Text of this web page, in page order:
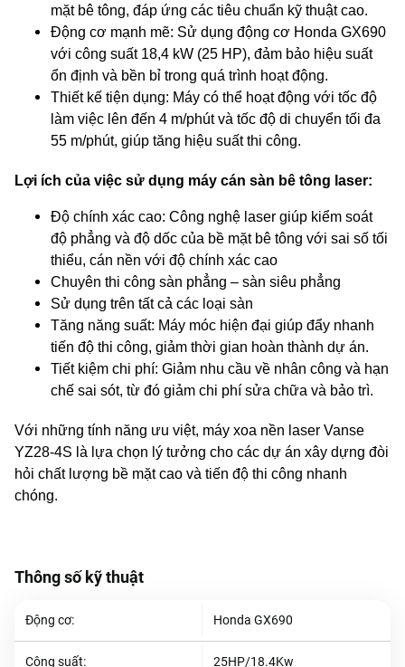
mặt bê tông, đáp ứng các tiêu chuẩn kỹ thuật cao.
Động cơ mạnh mẽ: Sử dụng động cơ Honda GX690
với công suất 18,4 kW (25 HP), đảm bảo hiệu suất
ổn định và bền bỉ trong quá trình hoạt động.
Thiết kế tiện dụng: Máy có thể hoạt động với tốc độ
làm việc lên đến 4 m/phút và tốc độ di chuyển tối đa
55 m/phút, giúp tăng hiệu suất thi công.
Lợi ích của việc sử dụng máy cán sàn bê tông laser:
Độ chính xác cao: Công nghệ laser giúp kiểm soát
độ phẳng và độ dốc của bề mặt bê tông với sai số tối
thiểu, cán nền với độ chính xác cao
Chuyên thi công sàn phẳng – sàn siêu phẳng
Sử dụng trên tất cả các loại sàn
Tăng năng suất: Máy móc hiện đại giúp đẩy nhanh
tiến độ thi công, giảm thời gian hoàn thành dự án.
Tiết kiệm chi phí: Giảm nhu cầu về nhân công và hạn
chế sai sót, từ đó giảm chi phí sửa chữa và bảo trì.
Với những tính năng ưu việt, máy xoa nền laser Vanse
YZ28-4S là lựa chọn lý tưởng cho các dự án xây dựng đòi
hỏi chất lượng bề mặt cao và tiến độ thi công nhanh
chóng.
Thông số kỹ thuật
Động cơ: Honda GX690
Công suất: 25HP/18.4Kw